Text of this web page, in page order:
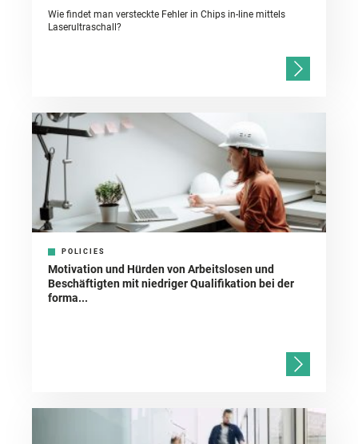
Wie findet man versteckte Fehler in Chips in-line mittels
Laserultraschall?
POLICIES
Motivation und Hürden von Arbeitslosen und
Beschäftigten mit niedriger Qualifikation bei der
forma...